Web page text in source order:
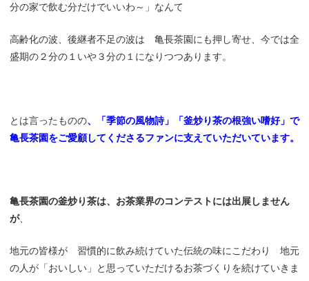
分の家で飲む分だけでいいわ～」なんて
高齢化の波、後継者不足の波は 亀長茶園にも押し寄せ、今では全
盛期の２分の１いや３分の１になりつつあります。
とは言ったものの、「季節の風物詩」「釜炒り茶の根強い嗜好」で
亀長茶園をご愛顧してくださるファンに支えていただいています。
亀長茶園の釜炒り茶は、お茶業界のコンテストには出展しません
が、
地元の皆様が 習慣的に飲み続けていた伝統の味にこだわり 地元
の人が「おいしい」と思っていただけるお茶づくりを続けていきま